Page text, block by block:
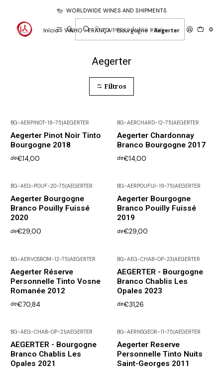
0
WORLDWIDE WINES AND SHIPMENTS
Início VINHO FRANÇA Bourgogne Aegerter
Aegerter
Filtros
BG-AERPINOT-18-75|AEGERTER
Aegerter Pinot Noir Tinto
Bourgogne 2018
de€14,00
BG-AERCHARD-12-75|AEGERTER
Aegerter Chardonnay
Branco Bourgogne 2017
de€14,00
BG-AEG-POUF-20-75 AEGERTER
Aegerter Bourgogne
Branco Pouilly Fuissé
2020
de€29,00
BG-AERPOUFUI-19-75 AEGERTER
Aegerter Bourgogne
Branco Pouilly Fuissé
2019
de€29,00
BG-AERVOSROM-12-75|AEGERTER
Aegerter Réserve
Personnelle Tinto Vosne
Romanée 2012
de€70,84
BG-AEG-CHAB-OP-23|AEGERTER
AEGERTER - Bourgogne
Branco Chablis Les
Opales 2023
de€31,26
BG-AEG-CHAB-OP-21 AEGERTER
AEGERTER - Bourgogne
Branco Chablis Les
Opales 2021
BG-AERNSGEOR-11-75 AEGERTER
Aegerter Reserve
Personnelle Tinto Nuits
Saint-Georges 2011